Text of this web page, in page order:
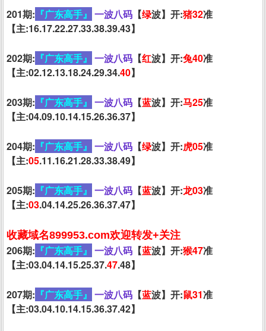
201期: 『广东高手』 一波八码【绿波】开:猪32准
【主:16.17.22.27.33.38.39.43】
202期: 『广东高手』 一波八码【红波】开:兔40准
【主:02.12.13.18.24.29.34.40】
203期: 『广东高手』 一波八码【蓝波】开:马25准
【主:04.09.10.14.15.26.36.37】
204期: 『广东高手』 一波八码【绿波】开:虎05准
【主:05.11.16.21.28.33.38.49】
205期: 『广东高手』 一波八码【蓝波】开:龙03准
【主:03.04.14.25.26.36.37.47】
收藏域名899953.com欢迎转发+关注
206期: 『广东高手』 一波八码【蓝波】开:猴47准
【主:03.04.14.15.25.37.47.48】
207期: 『广东高手』 一波八码【蓝波】开:鼠31准
【主:03.04.10.14.15.36.37.42】